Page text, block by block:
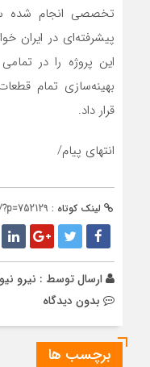
تخصصی انجام شده
پیشرفته‌ای در ایران
این پروژه را در
بهینه‌سازی تمام
قرار داد.
انتهای پیام/
لینک کوتاه :
ارسال توسط : نیرو
بدون دیدگاه
برچسب ها